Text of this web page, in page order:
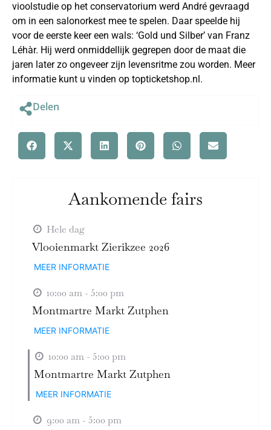
vioolstudie op het conservatorium werd André gevraagd
om in een salonorkest mee te spelen. Daar speelde hij
voor de eerste keer een wals: ‘Gold und Silber’ van Franz
Léhàr. Hij werd onmiddellijk gegrepen door de maat die
jaren later zo ongeveer zijn levensritme zou worden. Meer
informatie kunt u vinden op topticketshop.nl.
Delen
Aankomende fairs
Hele dag
Vlooienmarkt Zierikzee 2026
MEER INFORMATIE
10:00 am - 5:00 pm
Montmartre Markt Zutphen
MEER INFORMATIE
10:00 am - 5:00 pm
Montmartre Markt Zutphen
MEER INFORMATIE
9:00 am - 5:00 pm